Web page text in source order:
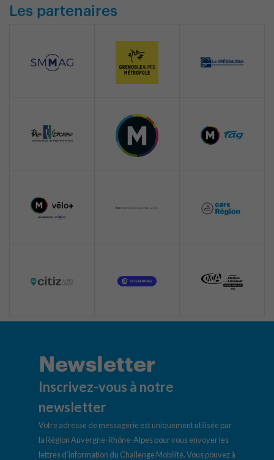
Les partenaires
Newsletter
Inscrivez-vous à notre
newsletter
Votre adresse de messagerie est uniquement utilisée par
la Région Auvergne-Rhône-Alpes pour vous envoyer les
lettres d’information du Challenge Mobilité. Vous pouvez à